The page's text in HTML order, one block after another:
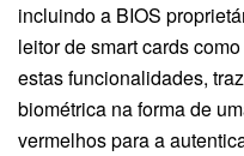
incluindo a BIOS
leitor de smart cards
estas funcionalidades,
biométrica na forma de
vermelhos para a